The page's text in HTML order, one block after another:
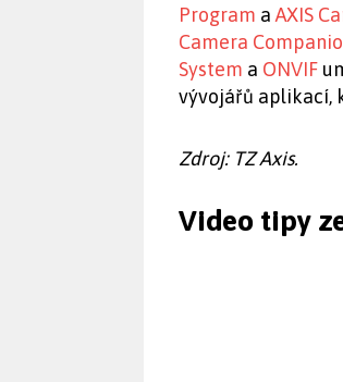
Program a AXIS
Camera
System a ONVIF
vývojářů aplikací,
Zdroj: TZ Axis.
Video tipy